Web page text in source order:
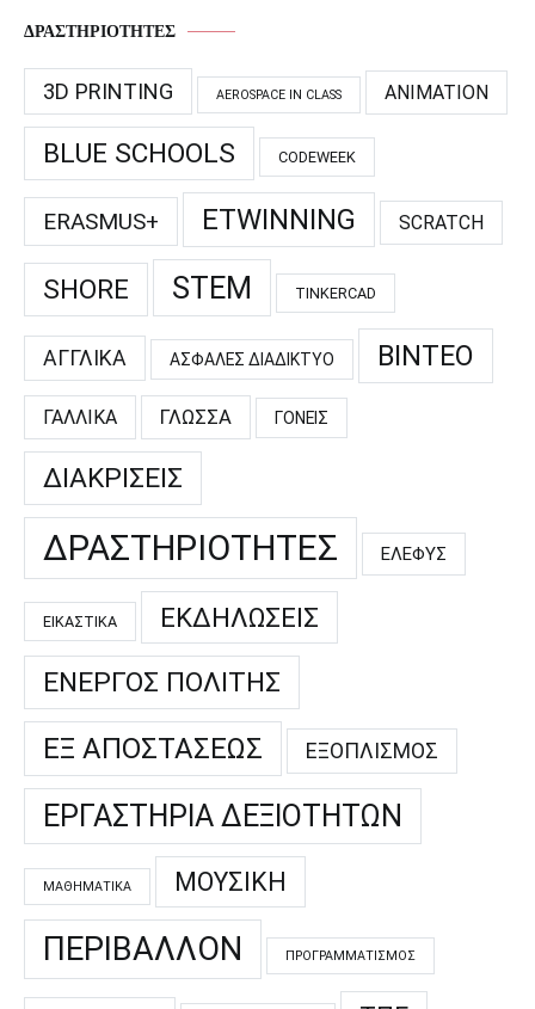
ΔΡΑΣΤΗΡΙΌΤΗΤΕΣ
3D PRINTING AEROSPACE IN CLASS ANIMATION
BLUE SCHOOLS CODEWEEK
ERASMUS+ ETWINNING SCRATCH
SHORE STEM TINKERCAD
ΑΓΓΛΙΚΆ ΑΣΦΑΛΈΣ ΔΙΑΔΊΚΤΥΟ ΒΊΝΤΕΟ
ΓΑΛΛΙΚΆ ΓΛΏΣΣΑ ΓΟΝΕΊΣ
ΔΙΑΚΡΊΣΕΙΣ
ΔΡΑΣΤΗΡΙΌΤΗΤΕΣ ΕΛΕΦΥΣ
ΕΙΚΑΣΤΙΚΆ ΕΚΔΗΛΏΣΕΙΣ
ΕΝΕΡΓΌΣ ΠΟΛΊΤΗΣ
ΕΞ ΑΠΟΣΤΆΣΕΩΣ ΕΞΟΠΛΙΣΜΌΣ
ΕΡΓΑΣΤΉΡΙΑ ΔΕΞΙΟΤΉΤΩΝ
ΜΑΘΗΜΑΤΙΚΆ ΜΟΥΣΙΚΉ
ΠΕΡΙΒΆΛΛΟΝ ΠΡΟΓΡΑΜΜΑΤΙΣΜΌΣ